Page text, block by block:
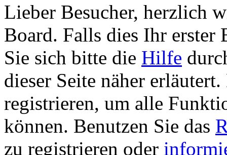
Lieber Besucher, herzlich
Board. Falls dies Ihr erster
Sie sich bitte die Hilfe
dieser Seite näher
registrieren, um alle
können. Benutzen Sie das
zu registrieren oder